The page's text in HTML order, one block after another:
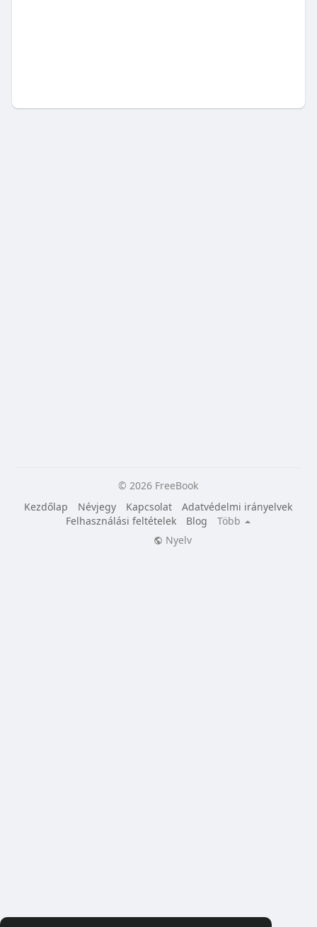
© 2026 FreeBook
Kezdőlap
Névjegy Kapcsolat
Adatvédelmi irányelvek
Felhasználási feltételek
Blog
Több
Nyelv